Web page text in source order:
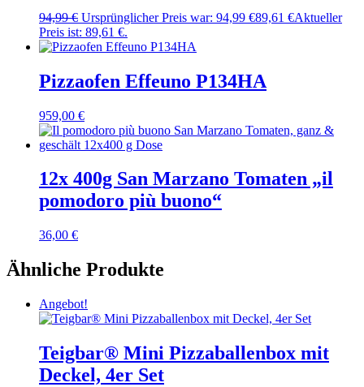
94,99€ Ursprünglicher Preis war: 94,99 €89,61 €Aktueller
Preis ist: 89,61 €.
Pizzaofen Effeuno P134HA
959,00 €
12x 400g San Marzano Tomaten „il
pomodoro più buono“
36,00 €
Ähnliche Produkte
Angebot!
Teigbar® Mini Pizzaballenbox mit
Deckel, 4er Set